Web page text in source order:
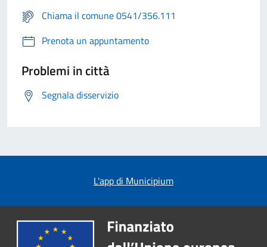
Chiama il comune 0541/356.111
Prenota un appuntamento
Problemi in città
Segnala disservizio
L'app di Municipium